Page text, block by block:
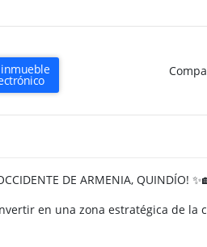
DE ARMENIA, QUINDÍO!
en una zona estratégica de la